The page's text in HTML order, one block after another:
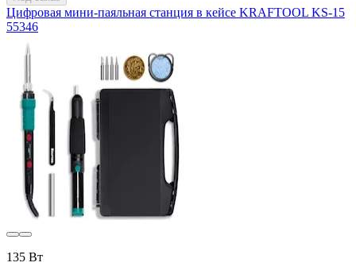
Цифровая мини-паяльная станция в кейсе KRAFTOOL KS-15
55346
135 Вт